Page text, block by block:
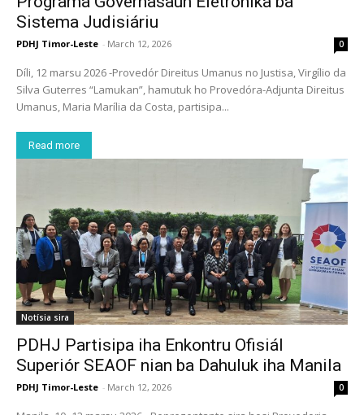
Sistema Judisiáriu
PDHJ Timor-Leste - March 12, 2026 0
Díli, 12 marsu 2026 -Provedór Direitus Umanus no Justisa, Virgílio da
Silva Guterres “Lamukan”, hamutuk ho Provedóra-Adjunta Direitus
Umanus, Maria Marília da Costa, partisipa...
Read more
Notísia sira
PDHJ Partisipa iha Enkontru Ofisiál
Superiór SEAOF nian ba Dahuluk iha Manila
PDHJ Timor-Leste - March 12, 2026 0